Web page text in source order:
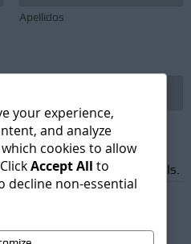
Apellidos
*
and promotional emails.
your experience,
and analyze
cookies to allow
Accept All to
decline non-essential